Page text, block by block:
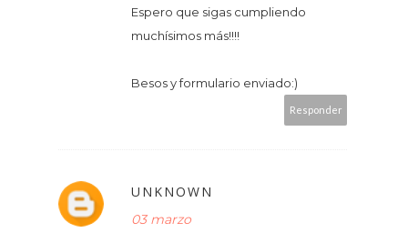
Espero que sigas cumpliendo
muchísimos más!!!!
Besos y formulario enviado:)
Responder
UNKNOWN
03 marzo